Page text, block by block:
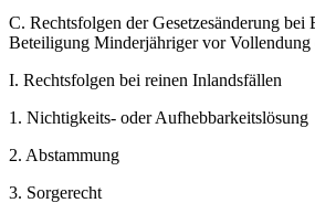
C. Rechtsfolgen der Gesetzesänderung bei
Beteiligung Minderjähriger vor Vollendung
I. Rechtsfolgen bei reinen Inlandsfällen
1. Nichtigkeits- oder Aufhebbarkeitslösung
2. Abstammung
3. Sorgerecht